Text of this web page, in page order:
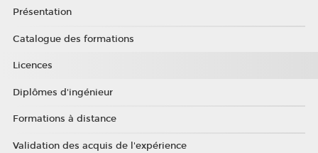
Présentation
Catalogue des formations
Licences
Diplômes d'ingénieur
Formations à distance
Validation des acquis de l'expérience